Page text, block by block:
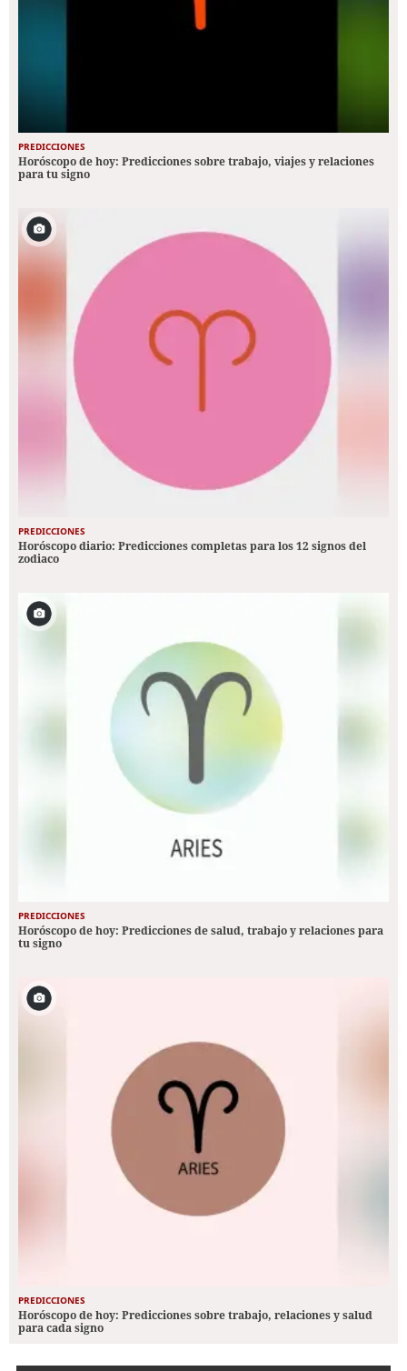
PREDICCIONES
Horóscopo de hoy: Predicciones sobre trabajo, viajes y relaciones
para tu signo
PREDICCIONES
Horóscopo diario: Predicciones completas para los 12 signos del
zodiaco
PREDICCIONES
Horóscopo de hoy: Predicciones de salud, trabajo y relaciones para
tu signo
PREDICCIONES
Horóscopo de hoy: Predicciones sobre trabajo, relaciones y salud
para cada signo